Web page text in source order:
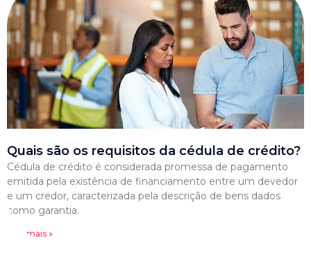
Quais são os requisitos da cédula de crédito?
Cédula de crédito é considerada promessa de pagamento
emitida pela existência de financiamento entre um devedor
e um credor, caracterizada pela descrição de bens dados
como garantia.
Leia mais »